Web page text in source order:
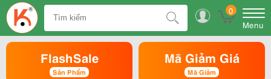
0
Menu
FlashSale
Sản Phẩm
Mã Giảm Giá
Mã Giảm